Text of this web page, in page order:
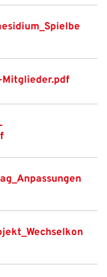
Mitglieder.pdf
Ihr Passwort ein, um